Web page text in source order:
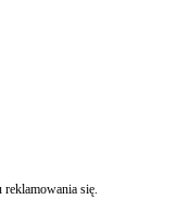
reklamowania się.